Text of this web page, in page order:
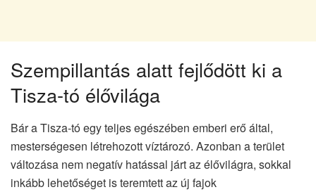
Szempillantás alatt fejlődött ki a
Tisza-tó élővilága
Bár a Tisza-tó egy teljes egészében emberi erő által,
mesterségesen létrehozott víztározó. Azonban a terület
változása nem negatív hatással járt az élővilágra, sokkal
inkább lehetőséget is teremtett az új fajok